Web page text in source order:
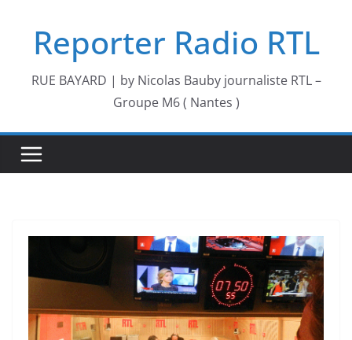
contenuReporter Radio RTL
RUE BAYARD | by Nicolas Bauby journaliste RTL –
Groupe M6 ( Nantes )